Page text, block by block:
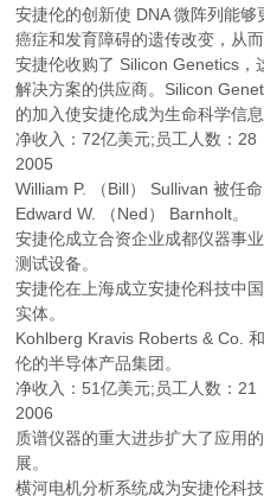
安捷伦的创新使 DNA 微阵列能
癌症和发育障碍的遗传改变，从
安捷伦收购了 Silicon Genetics
解决方案的供应商。Silicon
的加入使安捷伦成为生命科学信息
净收入：72亿美元;员工人数：28
2005
William P. （Bill） Sullivan 被任
Edward W. （Ned） Barnholt。
安捷伦成立合资企业成都仪器事
测试设备。
安捷伦在上海成立安捷伦科技中
实体。
Kohlberg Kravis Roberts & Co.
伦的半导体产品集团。
净收入：51亿美元;员工人数：21
2006
质谱仪器的重大进步扩大了应用
展。
横河电机分析系统成为安捷伦科